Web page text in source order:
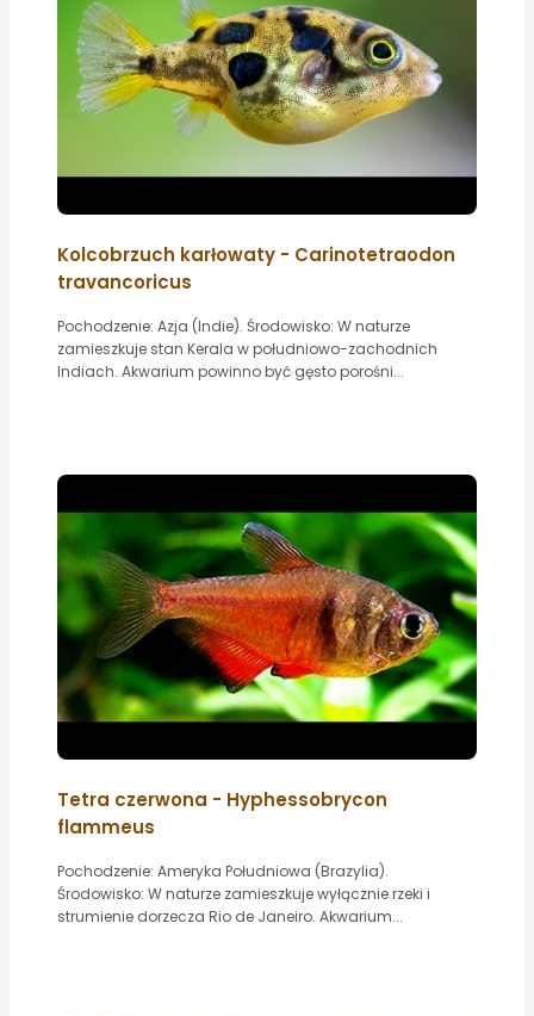
Kolcobrzuch karłowaty - Carinotetraodon
travancoricus
Pochodzenie: Azja (Indie). Środowisko: W naturze
zamieszkuje stan Kerala w południowo-zachodnich
Indiach. Akwarium powinno być gęsto porośni...
Tetra czerwona - Hyphessobrycon
flammeus
Pochodzenie: Ameryka Południowa (Brazylia).
Środowisko: W naturze zamieszkuje wyłącznie rzeki i
strumienie dorzecza Rio de Janeiro. Akwarium...